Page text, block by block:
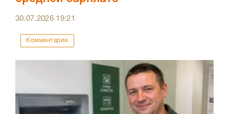
30.07.2026 19:21
Комментарии